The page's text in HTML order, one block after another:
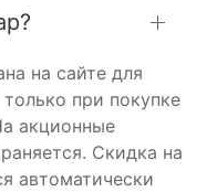
на сайте для
при покупке
акционные
Скидка на
автоматически